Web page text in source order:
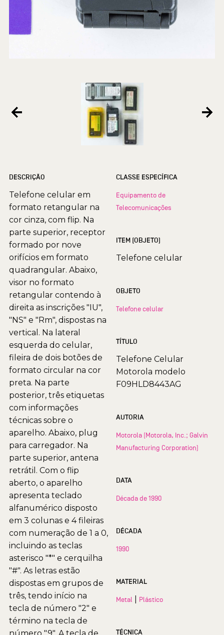
DESCRIÇÃO
Telefone celular em
formato retangular na
cor cinza, com flip. Na
parte superior, receptor
formado por nove
orifícios em formato
quadrangular. Abaixo,
visor no formato
retangular contendo à
direita as inscrições "IU",
"NS" e "Rm", dispostas na
vertical. Na lateral
esquerda do celular,
fileira de dois botões de
formato circular na cor
preta. Na parte
posterior, três etiquetas
com informações
técnicas sobre o
aparelho. Abaixo, plug
para carregador. Na
parte superior, antena
retrátil. Com o flip
aberto, o aparelho
apresenta teclado
alfanumérico disposto
em 3 colunas e 4 fileiras
com numeração de 1 a 0,
incluindo as teclas
asterisco "*" e cerquilha
"#". As letras estão
dispostas em grupos de
três, tendo início na
tecla de número "2" e
término na tecla de
CLASSE ESPECÍFICA
Equipamento de
Telecomunicações
ITEM (OBJETO)
Telefone celular
OBJETO
Telefone celular
TÍTULO
Telefone Celular
Motorola modelo
F09HLD8443AG
AUTORIA
Motorola (Motorola, Inc.; Galvin
Manufacturing Corporation)
DATA
Década de 1990
DÉCADA
1990
MATERIAL
Metal Plástico
TÉCNICA